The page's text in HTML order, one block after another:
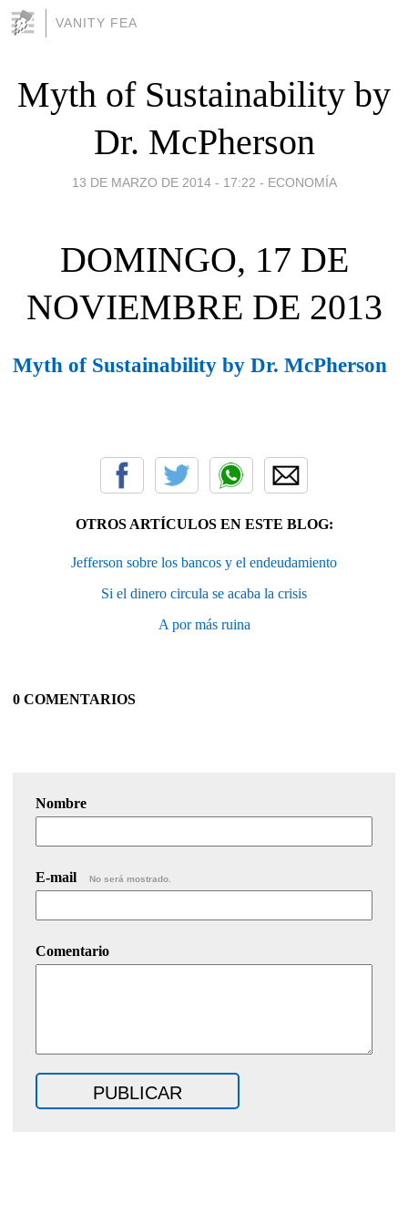
VANITY FEA
Myth of Sustainability by
Dr. McPherson
13 DE MARZO DE 2014 - 17:22 - ECONOMÍA
DOMINGO, 17 DE
NOVIEMBRE DE 2013
Myth of Sustainability by Dr. McPherson
OTROS ARTÍCULOS EN ESTE BLOG:
Jefferson sobre los bancos y el endeudamiento
Si el dinero circula se acaba la crisis
A por más ruina
0 COMENTARIOS
Nombre
E-mail No será mostrado.
Comentario